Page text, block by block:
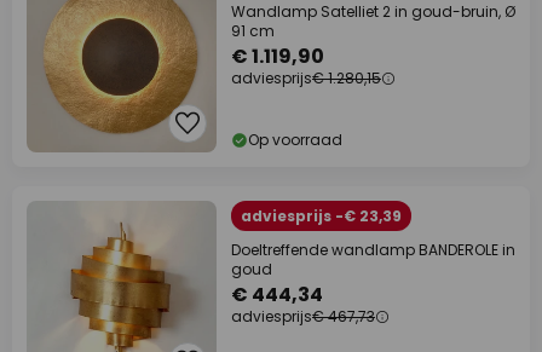
Wandlamp Satelliet 2 in goud-bruin, Ø
91 cm
€ 1.119,90
adviesprijs€ 1.280,15
Op voorraad
adviesprijs -€ 23,39
Doeltreffende wandlamp BANDEROLE in
goud
€ 444,34
adviesprijs€ 467,73